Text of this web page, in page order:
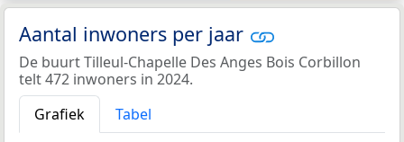
Aantal inwoners per jaar
De buurt Tilleul-Chapelle Des Anges Bois Corbillon
telt 472 inwoners in 2024.
Grafiek
Tabel